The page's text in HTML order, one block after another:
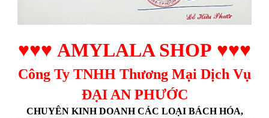
♥♥♥ AMYLALA SHOP ♥♥♥
Công Ty TNHH Thương Mại Dịch Vụ
ĐẠI AN PHƯỚC
CHUYÊN KINH DOANH CÁC LOẠI BÁCH HÓA,